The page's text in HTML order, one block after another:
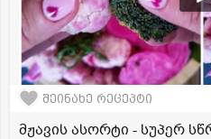
შეინახე რეცეპტი
მჟავის ასორტი - სუპერ